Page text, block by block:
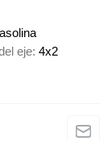
eje 4x2